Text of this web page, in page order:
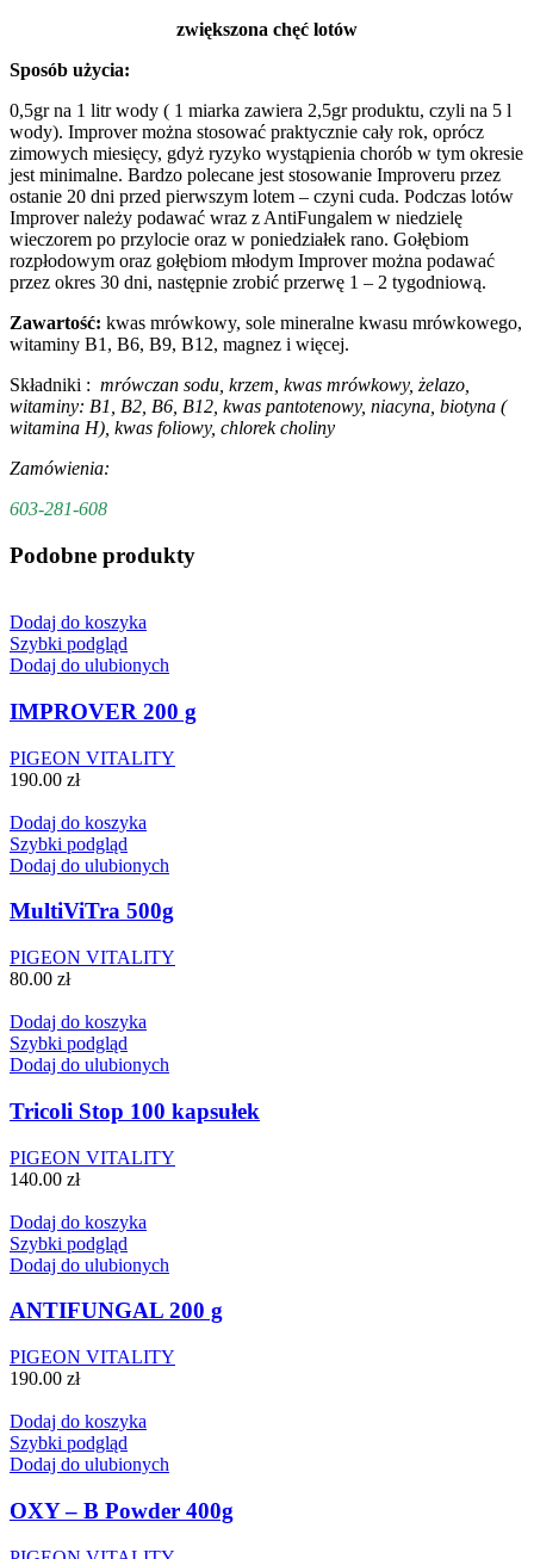
zwiększona chęć lotów
Sposób użycia:
0,5gr na 1 litr wody ( 1 miarka zawiera 2,5gr produktu, czyli na 5 l
wody). Improver można stosować praktycznie cały rok, oprócz
zimowych miesięcy, gdyż ryzyko wystąpienia chorób w tym okresie
jest minimalne. Bardzo polecane jest stosowanie Improveru przez
ostanie 20 dni przed pierwszym lotem – czyni cuda. Podczas lotów
Improver należy podawać wraz z AntiFungalem w niedzielę
wieczorem po przylocie oraz w poniedziałek rano. Gołębiom
rozpłodowym oraz gołębiom młodym Improver można podawać
przez okres 30 dni, następnie zrobić przerwę 1 – 2 tygodniową.
Zawartość: kwas mrówkowy, sole mineralne kwasu mrówkowego,
witaminy B1, B6, B9, B12, magnez i więcej.
Składniki : mrówczan sodu, krzem, kwas mrówkowy, żelazo,
witaminy: B1, B2, B6, B12, kwas pantotenowy, niacyna, biotyna (
witamina H), kwas foliowy, chlorek choliny
Zamówienia:
603-281-608
Podobne produkty
Dodaj do koszyka
Szybki podgląd
Dodaj do ulubionych
IMPROVER 200 g
PIGEON VITALITY
190.00 zł
Dodaj do koszyka
Szybki podgląd
Dodaj do ulubionych
MultiViTra 500g
PIGEON VITALITY
80.00 zł
Dodaj do koszyka
Szybki podgląd
Dodaj do ulubionych
Tricoli Stop 100 kapsułek
PIGEON VITALITY
140.00 zł
Dodaj do koszyka
Szybki podgląd
Dodaj do ulubionych
ANTIFUNGAL 200 g
PIGEON VITALITY
190.00 zł
Dodaj do koszyka
Szybki podgląd
Dodaj do ulubionych
OXY – B Powder 400g